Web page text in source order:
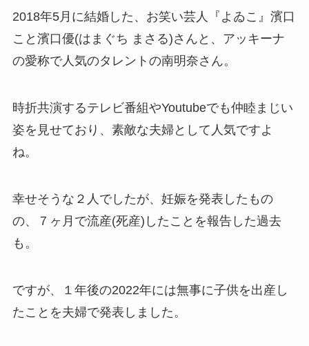
2018年5月に結婚した、お笑い芸人『よゐこ』濱口
こと濱口優(はまぐち まさる)さんと、アッキーナ
の愛称で人気のタレントの南明奈さん。
時折共演するテレビ番組やYoutubeでも仲睦まじい
姿を見せており、素敵な夫婦として人気ですよ
ね。
幸せそうな２人でしたが、妊娠を発表したもの
の、７ヶ月で流産(死産)したことを報告した過去
も。
ですが、１年後の2022年には無事に子供を出産し
たことを夫婦で発表しました。